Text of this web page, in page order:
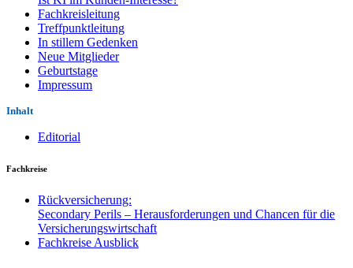
Fachkreisleitung
Treffpunktleitung
In stillem Gedenken
Neue Mitglieder
Geburtstage
Impressum
Inhalt
Editorial
Fachkreise
Rückversicherung:
Secondary Perils – Herausforderungen und Chancen für die
Versicherungswirtschaft
Fachkreise Ausblick